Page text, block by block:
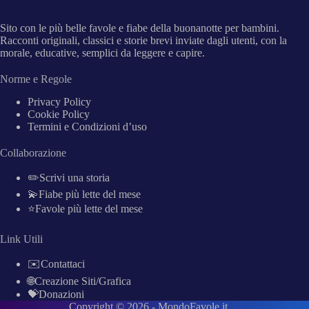
Sito con le più belle favole e fiabe della buonanotte per bambini.
Racconti originali, classici e storie brevi inviate dagli utenti, con la
morale, educative, semplici da leggere e capire.
Norme e Regole
Privacy Policy
Cookie Policy
Termini e Condizioni d’uso
Collaborazione
✏️Scrivi una storia
💫Fiabe più lette del mese
⭐Favole più lette del mese
Link Utili
✉️Contattaci
🌐Creazione Siti/Grafica
💝Donazioni
Copyright © 2026 -MondoFavole.it